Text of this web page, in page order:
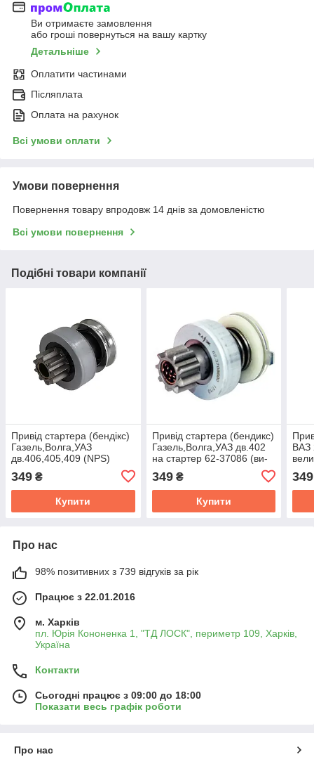
Ви отримаєте замовлення
або гроші повернуться на вашу картку
Детальніше
Оплатити частинами
Післяплата
Оплата на рахунок
Всі умови оплати
Умови повернення
Повернення товару впродовж 14 днів за домовленістю
Всі умови повернення
Подібні товари компанії
Привiд стартера (бендiкс)
Газель,Волга,УАЗ
дв.406,405,409 (NPS)
349 ₴
Купити
Привід стартера (бендикс)
Газель,Волга,УАЗ дв.402
на стартер 62-37086 (ви-
349₴
Купити
ВАЗ
349
Про нас
98% позитивних з 739 відгуків за рік
Працює з 22.01.2016
м. Харків
пл. Юрія Кононенка 1, "ТД ЛОСК", периметр 109, Харків,
Україна
Контакти
Сьогодні працює з 09:00 до 18:00
Показати весь графік роботи
Про нас